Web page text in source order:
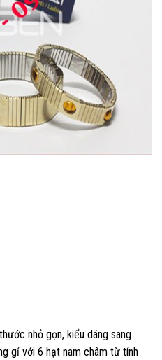
nhỏ gọn, kiểu dáng sang
gỉ với 6 hạt nam châm từ tính